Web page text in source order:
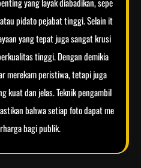
yang layak diabadikan, sepe
pidato pejabat tinggi. Selain it
yang tepat juga sangat krusi
tinggi. Dengan demikia
merekam peristiwa, tetapi juga
kuat dan jelas. Teknik pengambil
bahwa setiap foto dapat me
bagi publik.